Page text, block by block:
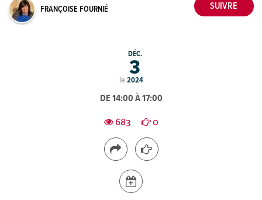
FRANÇOISE FOURNIÉ
le
DÉC.
3
2024
DE 14:00 À 17:00
683 0